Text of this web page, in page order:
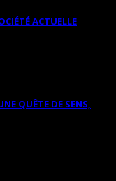
ACTUELLE
QUÊTE DE SENS,